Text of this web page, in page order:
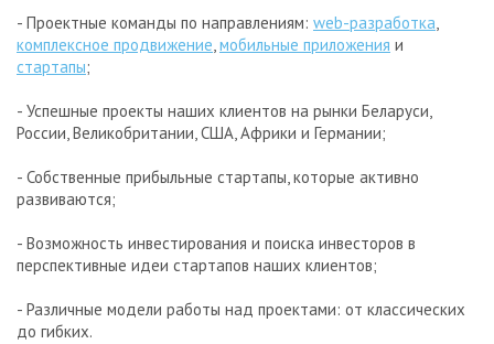
- Проектные команды по направлениям: web-разработка,
комплексное продвижение,мобильные приложения и
стартапы;
- Успешные проекты наших клиентов на рынки Беларуси,
России, Великобритании, США, Африки и Германии;
- Собственные прибыльные стартапы, которые активно
развиваются;
- Возможность инвестирования и поиска инвесторов в
перспективные идеи стартапов наших клиентов;
- Различные модели работы над проектами: от классических
до гибких.